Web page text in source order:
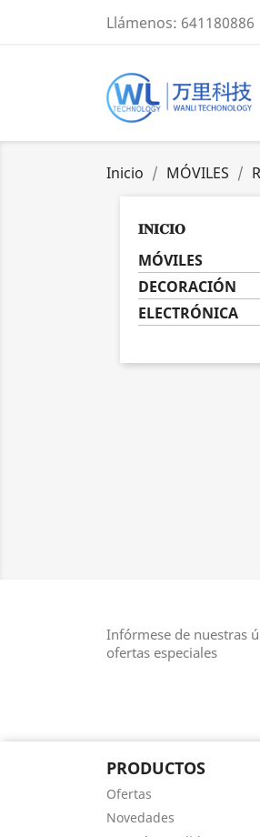
Llámenos: 641180886
Inicio MÓVILES
𝐈𝐍𝐈𝐂𝐈𝐎
MÓVILES
DECORACIÓN
ELECTRÓNICA
Infórmese de nuestras
ofertas especiales
PRODUCTOS
Ofertas
Novedades